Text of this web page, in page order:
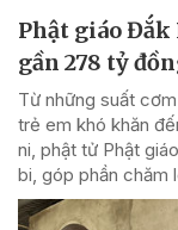
Phật giáo
gần 278 tỷ
Từ những suất
trẻ em khó khăn
ni, phật tử Phật
bi, góp phần chăm